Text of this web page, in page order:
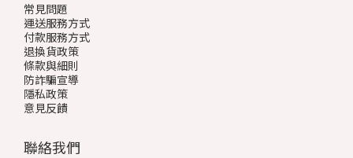
常見問題
運送服務方式
付款服務方式
退換貨政策
條款與細則
防詐騙宣導
隱私政策
意見反饋
聯絡我們